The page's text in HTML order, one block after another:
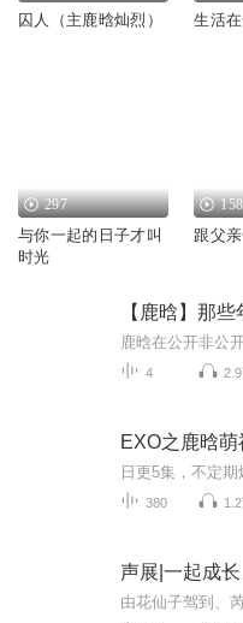
囚人（主鹿晗灿烈） 生活
297
与你一起的日子才叫
时光
跟父
【鹿晗】那
鹿晗在公开非公
4
380
声展|一起成